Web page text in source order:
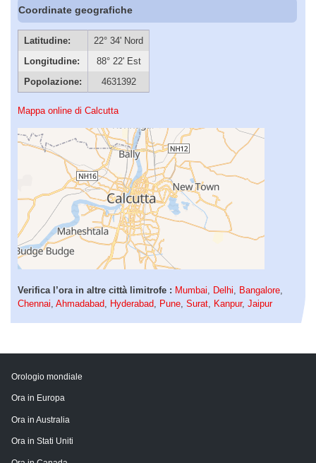
Coordinate geografiche
Latitudine:
22° 34' Nord
Longitudine:
88° 22' Est
Popolazione:
4631392
Mappa online di Calcutta
Verifica l’ora in altre città limitrofe : Mumbai, Delhi, Bangalore,
Chennai, Ahmadabad, Hyderabad, Pune, Surat, Kanpur, Jaipur
Orologio mondiale
Ora in Europa
Ora in Australia
Ora in Stati Uniti